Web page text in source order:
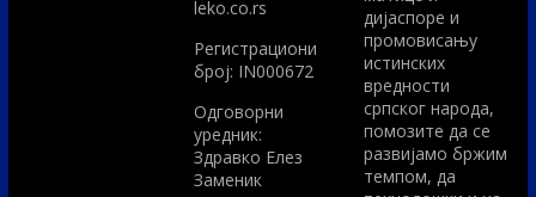
leko.co.rs
Регистрациони
број: IN000672
Одговорни
уредник:
Здравко Елез
Заменик
дијаспоре и
промовисању
истинских
вредности
српског народа,
помозите да се
развијамо бржим
темпом, да